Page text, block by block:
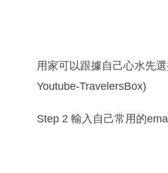
用家可以跟據自己心水先
Youtube-TravelersBox)
Step 2 輸入自己常用的